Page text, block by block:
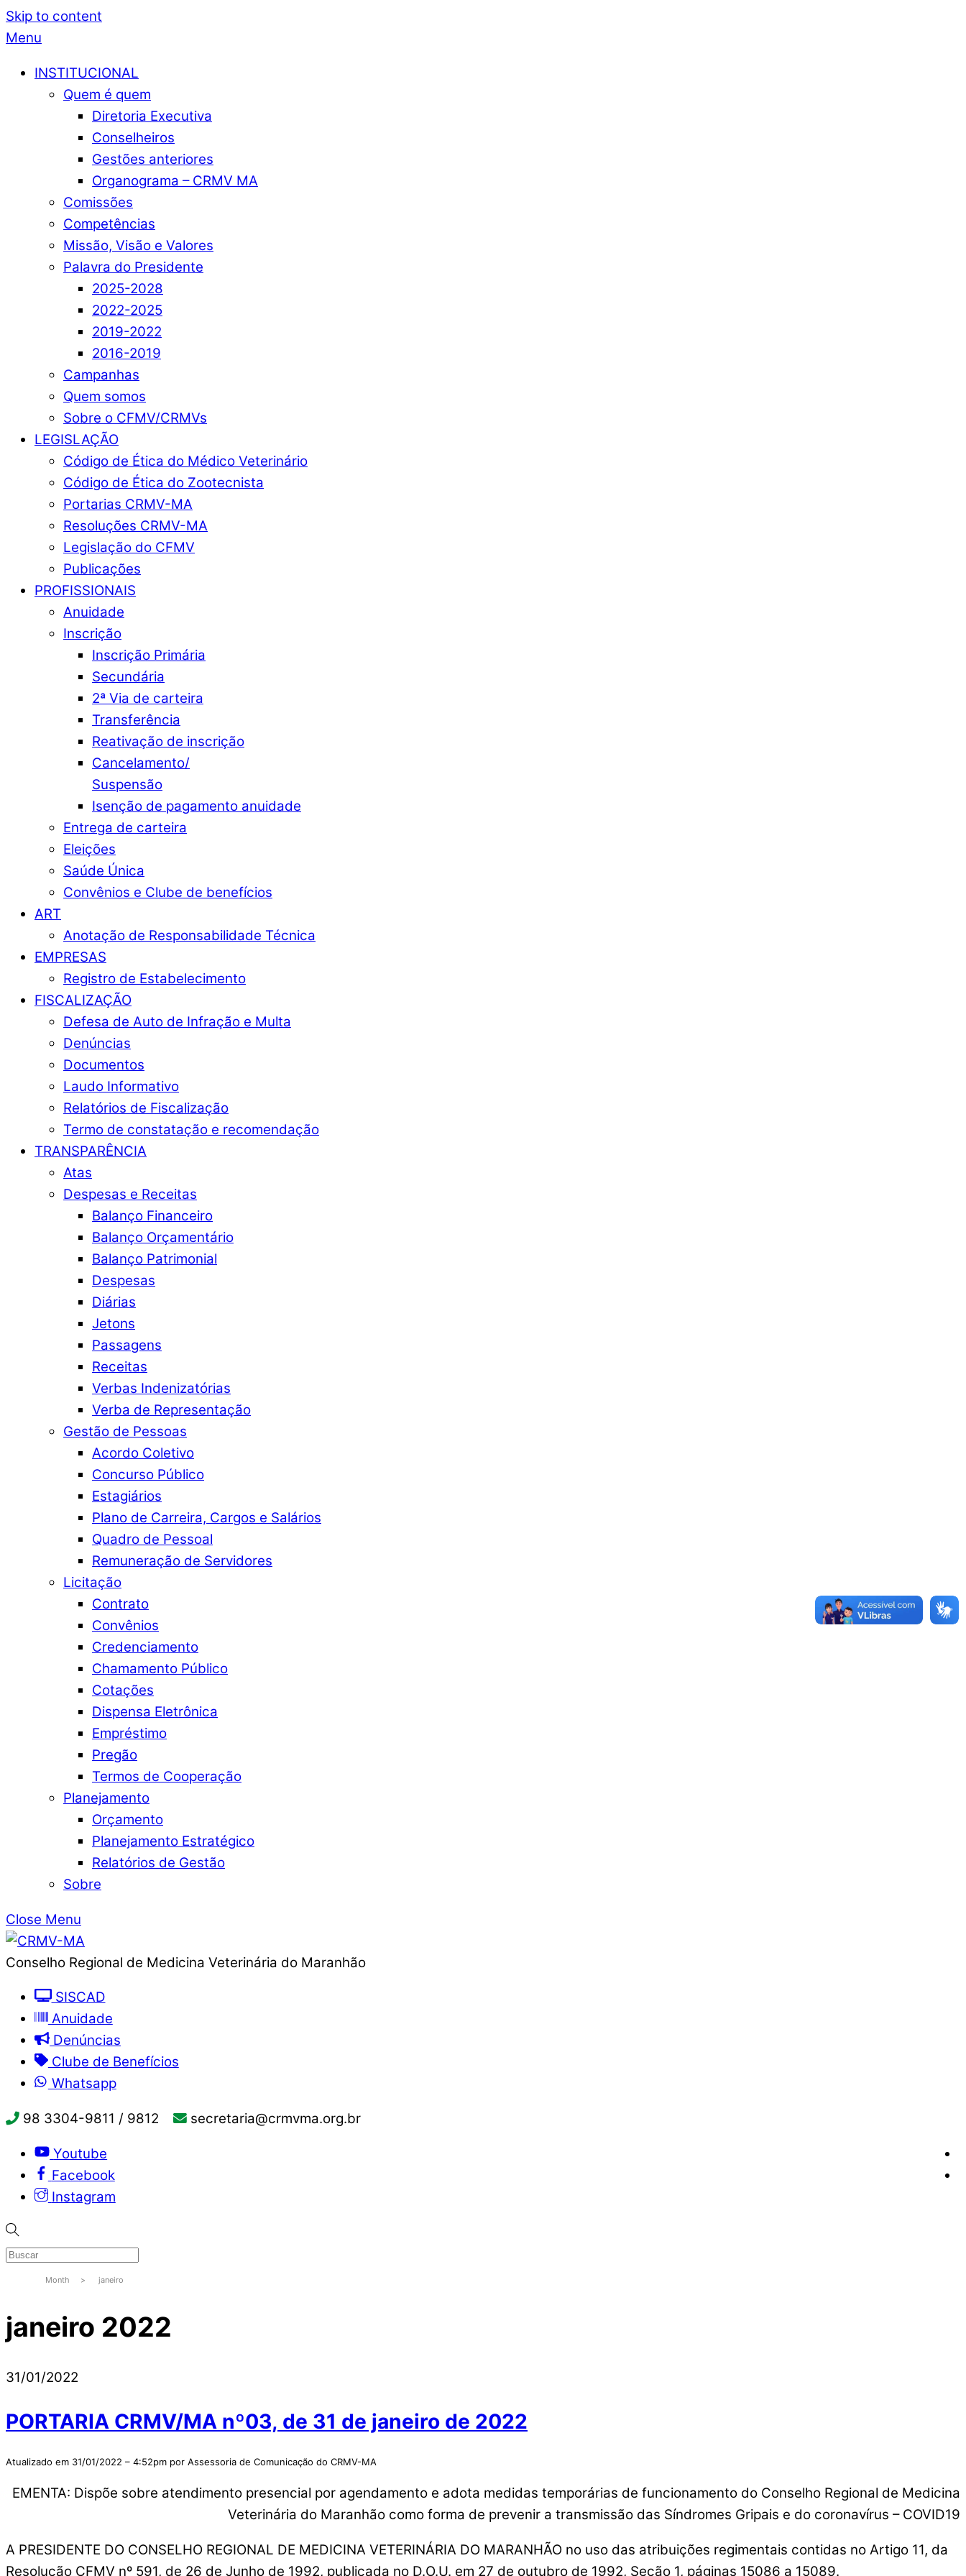
Skip to content
Menu
INSTITUCIONAL
Quem é quem
Diretoria Executiva
Conselheiros
Gestões anteriores
Organograma – CRMV MA
Comissões
Competências
Missão, Visão e Valores
Palavra do Presidente
2025-2028
2022-2025
2019-2022
2016-2019
Campanhas
Quem somos
Sobre o CFMV/CRMVs
LEGISLAÇÃO
Código de Ética do Médico Veterinário
Código de Ética do Zootecnista
Portarias CRMV-MA
Resoluções CRMV-MA
Legislação do CFMV
Publicações
PROFISSIONAIS
Anuidade
Inscrição
Inscrição Primária
Secundária
2ª Via de carteira
Transferência
Reativação de inscrição
Cancelamento/
Suspensão
Isenção de pagamento anuidade
Entrega de carteira
Eleições
Saúde Única
Convênios e Clube de benefícios
ART
Anotação de Responsabilidade Técnica
EMPRESAS
Registro de Estabelecimento
FISCALIZAÇÃO
Defesa de Auto de Infração e Multa
Denúncias
Documentos
Laudo Informativo
Relatórios de Fiscalização
Termo de constatação e recomendação
TRANSPARÊNCIA
Atas
Despesas e Receitas
Balanço Financeiro
Balanço Orçamentário
Balanço Patrimonial
Despesas
Diárias
Jetons
Passagens
Receitas
Verbas Indenizatórias
Verba de Representação
Gestão de Pessoas
Acordo Coletivo
Concurso Público
Estagiários
Plano de Carreira, Cargos e Salários
Quadro de Pessoal
Remuneração de Servidores
Licitação
Contrato
Convênios
Credenciamento
Chamamento Público
Cotações
Dispensa Eletrônica
Empréstimo
Pregão
Termos de Cooperação
Planejamento
Orçamento
Planejamento Estratégico
Relatórios de Gestão
Sobre
Close Menu
Conselho Regional de Medicina Veterinária do Maranhão
SISCAD
Anuidade
Denúncias
Clube de Benefícios
Whatsapp
98 3304-9811 / 9812 secretaria@crmvma.org.br
Youtube
Facebook
Instagram
Month > janeiro
janeiro 2022
31/01/2022
PORTARIA CRMV/MA nº03, de 31 de janeiro de 2022
Atualizado em 31/01/2022 – 4:52pm por Assessoria de Comunicação do CRMV-MA
EMENTA: Dispõe sobre atendimento presencial por agendamento e adota medidas temporárias de funcionamento do Conselho Regional de Medicina
Veterinária do Maranhão como forma de prevenir a transmissão das Síndromes Gripais e do coronavírus – COVID19
A PRESIDENTE DO CONSELHO REGIONAL DE MEDICINA VETERINÁRIA DO MARANHÃO no uso das atribuições regimentais contidas no Artigo 11, da
Resolução CFMV nº 591, de 26 de Junho de 1992, publicada no D.O.U. em 27 de outubro de 1992, Seção 1, páginas 15086 a 15089.